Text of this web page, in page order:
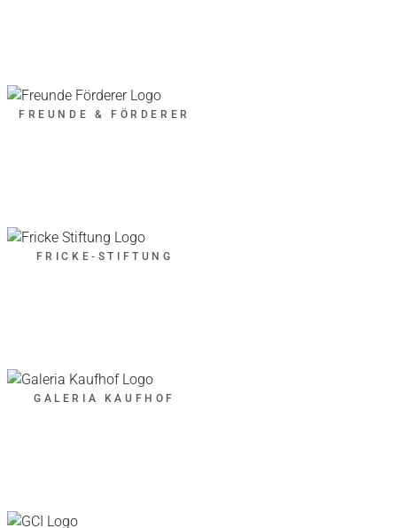
FREUNDE & FÖRDERER
FRICKE-STIFTUNG
GALERIA KAUFHOF